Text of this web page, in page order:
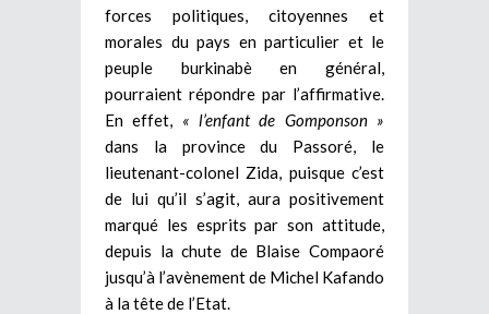
forces politiques, citoyennes et
morales du pays en particulier et le
peuple burkinabè en général,
pourraient répondre par l’affirmative.
En effet, « l’enfant de Gomponson »
dans la province du Passoré, le
lieutenant-colonel Zida, puisque c’est
de lui qu’il s’agit, aura positivement
marqué les esprits par son attitude,
depuis la chute de Blaise Compaoré
jusqu’à l’avènement de Michel Kafando
à la tête de l’Etat.